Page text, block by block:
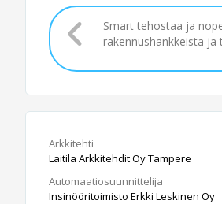
Smart tehostaa ja
rakennushankkeista ja
Arkkitehti
Laitila Arkkitehdit Oy Tampere
Automaatiosuunnittelija
Insinööritoimisto Erkki Leskinen Oy